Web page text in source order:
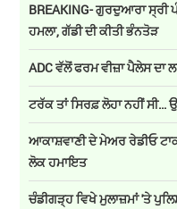
BREAKING- ਗੁਰਦੁਆਰਾ ਸ੍ਰੀ
ਹਮਲਾ, ਗੱਡੀ ਦੀ ਕੀਤੀ ਭੰਨਤੋੜ
ADC ਵੱਲੋਂ ਫਰਮ ਵੀਜ਼ਾ ਪੈਲੇਸ ਦਾ
ਟਰੱਕ ਤਾਂ ਸਿਰਫ਼ ਲੋਹਾ ਨਹੀਂ ਸੀ…
ਆਕਾਸ਼ਵਾਣੀ ਦੇ ਮੇਅਰ ਰੇਡੀਓ
ਲੋਕ ਹਮਾਇਤ
ਚੰਡੀਗੜ੍ਹ ਵਿਖੇ ਮੁਲਾਜ਼ਮਾਂ 'ਤੇ